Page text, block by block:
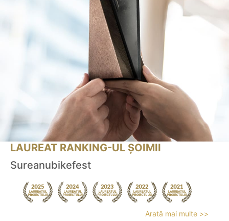
LAUREAT RANKING-UL ȘOIMII
Sureanubikefest
Arată mai multe >>